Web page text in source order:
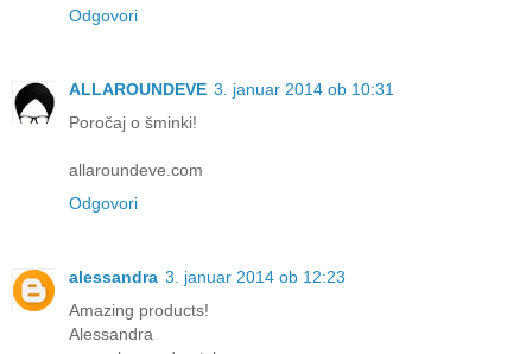
Odgovori
ALLAROUNDEVE 3. januar 2014 ob 10:31
Poročaj o šminki!
allaroundeve.com
Odgovori
alessandra 3. januar 2014 ob 12:23
Amazing products!
Alessandra